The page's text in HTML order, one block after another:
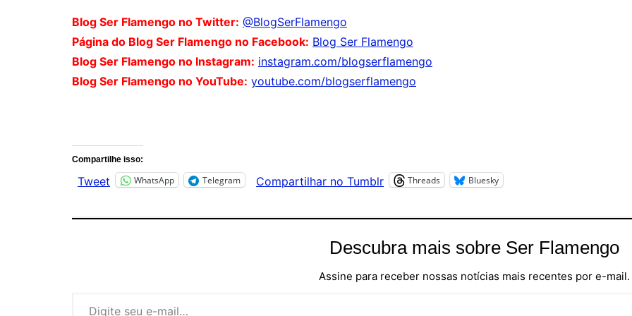
Blog Ser Flamengo no Twitter: @BlogSerFlamengo
Página do Blog Ser Flamengo no Facebook: Blog Ser Flamengo
Blog Ser Flamengo no Instagram: instagram.com/blogserflamengo
Blog Ser Flamengo no YouTube: youtube.com/blogserflamengo
Compartilhe isso:
Tweet WhatsApp Telegram Compartilhar no Tumblr Threads Bluesky
Descubra mais sobre Ser Flamengo
Assine para receber nossas notícias mais recentes por e-mail.